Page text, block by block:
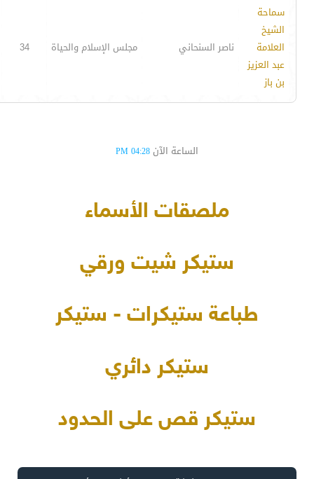
سماحة
الشيخ
العلامة
عبد العزيز
بن باز
ناصر السنحاني مجلس الإسلام والحياة 34
الساعة الآن 04:28 PM
ملصقات الأسماء
ستيكر شيت ورقي
طباعة ستيكرات - ستيكر
ستيكر دائري
ستيكر قص على الحدود